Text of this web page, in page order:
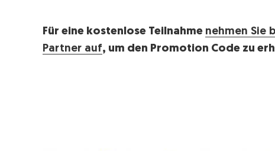
Für eine kostenlose Teilnahme nehmen Sie
Partner auf, um den Promotion Code zu